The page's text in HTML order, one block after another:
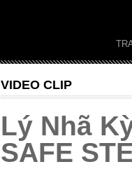
VIDEO CLIP
Lý Nhã
SAFE